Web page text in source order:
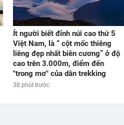
Ít người biết đỉnh núi cao thứ 5
Việt Nam, là “ cột mốc thiêng
liêng đẹp nhất biên cương” ở độ
cao trên 3.000m, điểm đến
"trong mơ" của dân trekking
38 phút trước